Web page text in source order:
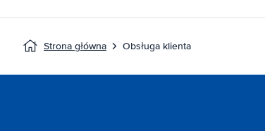
Strona główna Obsługa klienta